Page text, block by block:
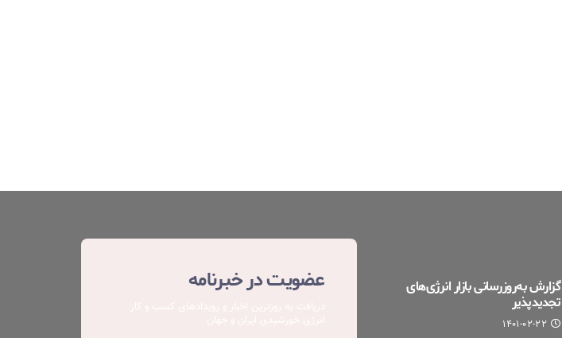
گزارش به‌روزرسانی بازار انرژی‌های
تجدیدپذیر
۱۴۰۱-۰۲-۲۲
عضویت در خبرنامه